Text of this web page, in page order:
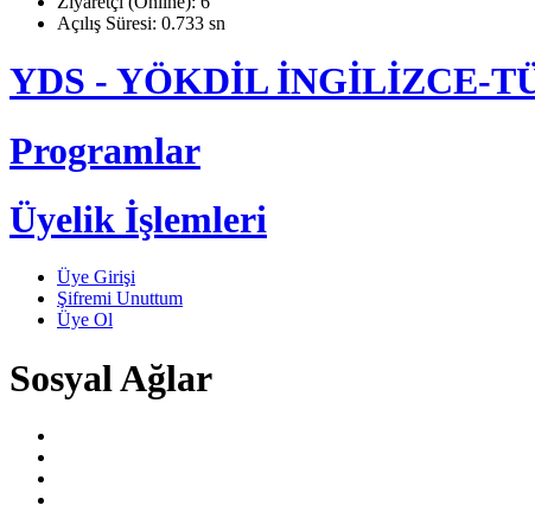
Açılış Süresi: 0.733 sn
YDS - YÖKDİL İNGİLİZCE-
Programlar
Üyelik İşlemleri
Üye Girişi
Şifremi Unuttum
Üye Ol
Sosyal Ağlar